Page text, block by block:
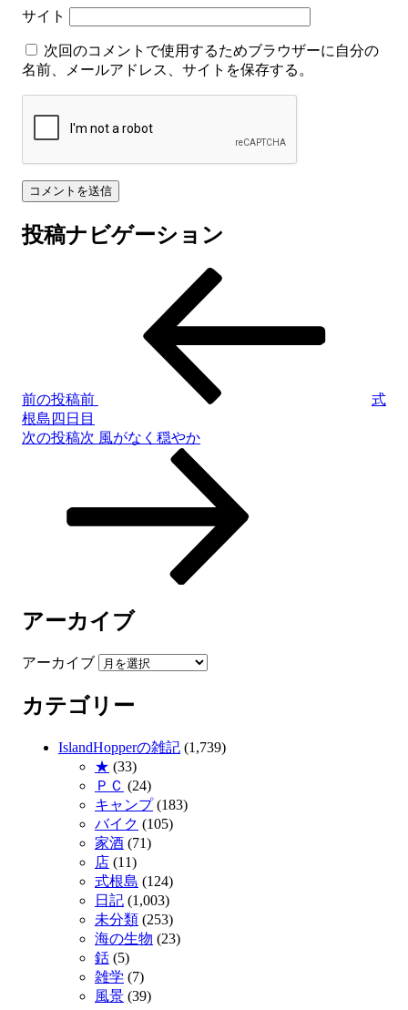
サイト
次回のコメントで使用するためブラウザーに自分の
名前、メールアドレス、サイトを保存する。
投稿ナビゲーション
前の投稿前
式
根島四日目
次の投稿次 風がなく穏やか
アーカイブ
アーカイブ
カテゴリー
IslandHopperの雑記 (1,739)
★ (33)
ＰＣ (24)
キャンプ(183)
バイク (105)
家酒 (71)
店 (11)
式根島 (124)
日記 (1,003)
未分類 (253)
海の生物 (23)
銛 (5)
雑学 (7)
風景 (39)